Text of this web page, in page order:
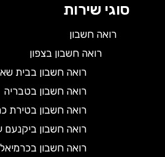
סוגי שירות
רואה חשבון
רואה חשבון בצפון
רואה חשבון בבית שאן
רואה חשבון בטבריה
רואה חשבון בטירת כרמל
רואה חשבון ביקנעם עילית
רואה חשבון בכרמיאל